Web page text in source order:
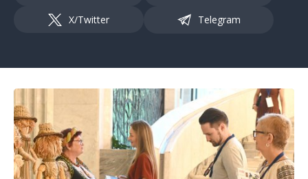
X/Twitter Telegram